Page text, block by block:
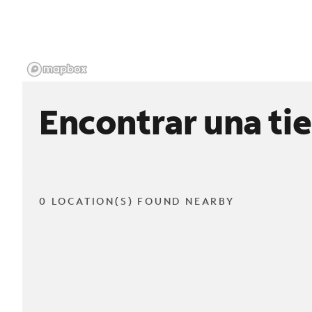
Encontrar una
0 LOCATION(S) FOUND NEARBY